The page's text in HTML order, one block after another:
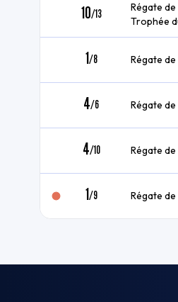
10/13
Régate de
Trophée
1/8 Régate de
4/6 Régate de
4/10 Régate de
1/9 Régate de